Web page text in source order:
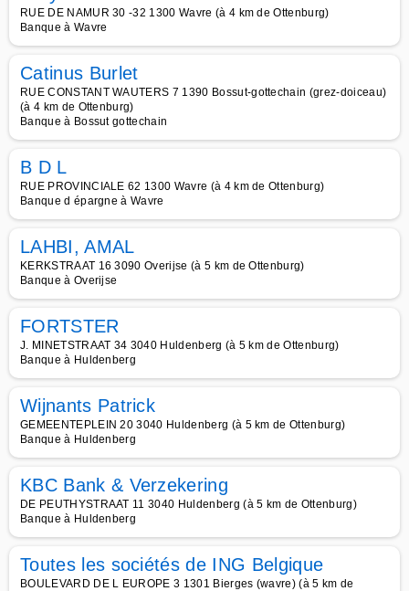
RUE DE NAMUR 30 -32 1300 Wavre (à 4 km de Ottenburg)
Banque à Wavre
Catinus Burlet
RUE CONSTANT WAUTERS 7 1390 Bossut-gottechain (grez-doiceau)
(à 4 km de Ottenburg)
Banque à Bossut gottechain
B D L
RUE PROVINCIALE 62 1300 Wavre (à 4 km de Ottenburg)
Banque d épargne à Wavre
LAHBI, AMAL
KERKSTRAAT 16 3090 Overijse (à 5 km de Ottenburg)
Banque à Overijse
FORTSTER
J. MINETSTRAAT 34 3040 Huldenberg (à 5 km de Ottenburg)
Banque à Huldenberg
Wijnants Patrick
GEMEENTEPLEIN 20 3040 Huldenberg (à 5 km de Ottenburg)
Banque à Huldenberg
KBC Bank & Verzekering
DE PEUTHYSTRAAT 11 3040 Huldenberg (à 5 km de Ottenburg)
Banque à Huldenberg
Toutes les sociétés de ING Belgique
BOULEVARD DE L EUROPE 3 1301 Bierges (wavre) (à 5 km de